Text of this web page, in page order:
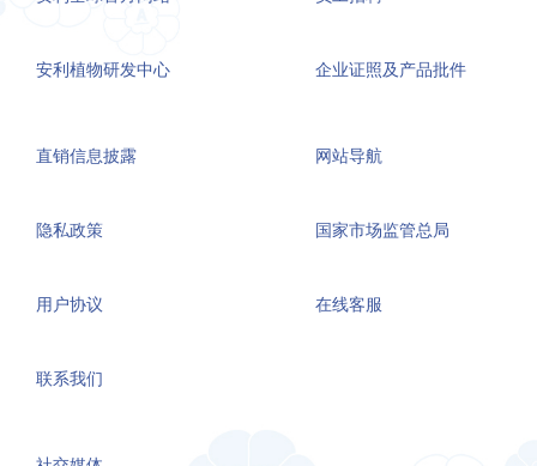
安利植物研发中心 企业证照及产品批件
直销信息披露
隐私政策
用户协议
联系我们
网站导航
国家市场监管总局
在线客服